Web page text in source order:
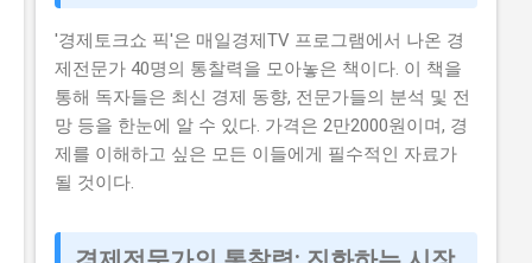
'경제토크쇼 픽'은 매일경제TV 프로그램에서 나온 경
제전문가 40명의 통찰력을 모아놓은 책이다. 이 책을
통해 독자들은 최신 경제 동향, 전문가들의 분석 및 전
망 등을 한눈에 알 수 있다. 가격은 2만2000원이며, 경
제를 이해하고 싶은 모든 이들에게 필수적인 자료가
될 것이다.